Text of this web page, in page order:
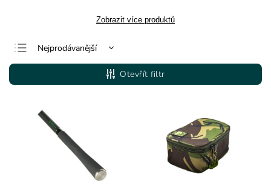
Zobrazit více produktů
Nejprodávanější
Nejlevnější
Nejdražší
Otevřít filtr